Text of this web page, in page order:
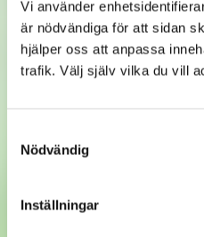
Vi använder
är nödvändiga för att sidan
hjälper oss att anpassa
trafik. Välj själv vilka du vill
Nödvändig
Inställningar